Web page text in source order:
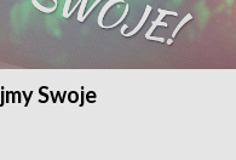
Swoje